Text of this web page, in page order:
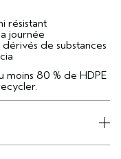
résistant
journée
de substances
moins 80 % de HDPE